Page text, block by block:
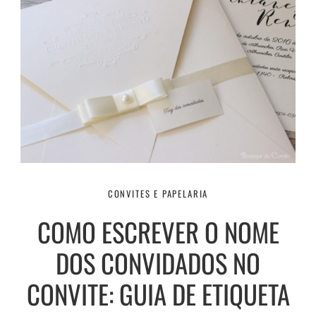
CONVITES E PAPELARIA
COMO ESCREVER O NOME
DOS CONVIDADOS NO
CONVITE: GUIA DE ETIQUETA